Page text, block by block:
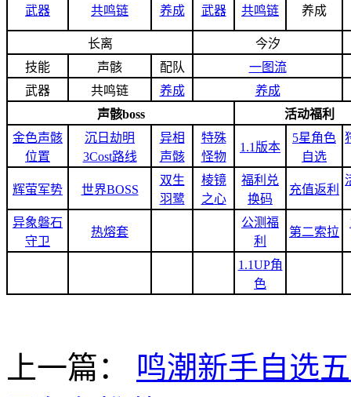
武器 共鸣链 养成 武器 共鸣链 养成
长离
今汐
技能
声骸 配队
一图流
武器
共鸣链 养成
养成
声骸boss
活动福利
金色声骸
位置
沉日劫明
3Cost路线
异相
声骸
特殊
怪物
1.1版本
5星角色
自选
辉萤军势 世界BOSS
双生
羽鹭
棱镜
之心
福利兑
换码
充值返利
异象磐石
守卫
热熔套
公测福
利
第二索拉
1.1UP角
色
上一篇：
鸣潮新手自选